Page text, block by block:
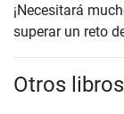
¡Necesitará
superar un reto
Otros